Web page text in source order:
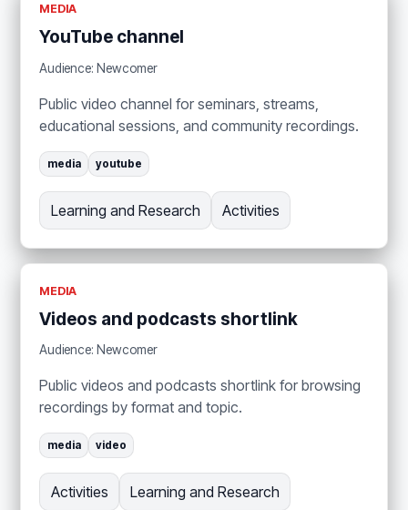
MEDIA
YouTube channel
Audience: Newcomer
Public video channel for seminars, streams,
educational sessions, and community recordings.
media youtube
Learning and Research Activities
MEDIA
Videos and podcasts shortlink
Audience: Newcomer
Public videos and podcasts shortlink for browsing
recordings by format and topic.
media video
Activities Learning and Research